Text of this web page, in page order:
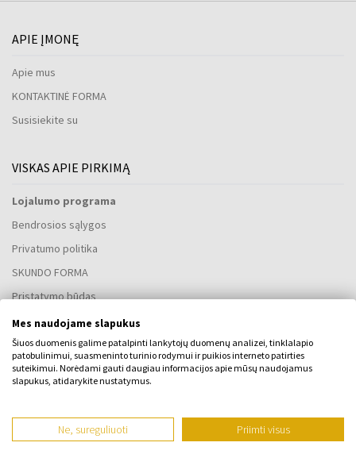
APIE ĮMONĘ
Apie mus
KONTAKTINĖ FORMA
Susisiekite su
VISKAS APIE PIRKIMĄ
Lojalumo programa
Bendrosios sąlygos
Privatumo politika
SKUNDO FORMA
Pristatymo būdas
Kada gausiu užsakytas prekes?
Kodėl verta rinktis mūsų kvepalus ir laikrodžius?
Kas yra kvepalų testeris?
Tik originalios prekės
Dažnai užduodami klausimai
Mes naudojame slapukus
Šiuos duomenis galime patalpinti lankytojų duomenų analizei, tinklalapio
patobulinimui, suasmeninto turinio rodymui ir puikios interneto patirties
suteikimui. Norėdami gauti daugiau informacijos apie mūsų naudojamus
slapukus, atidarykite nustatymus.
Ne, sureguliuoti Priimti visus